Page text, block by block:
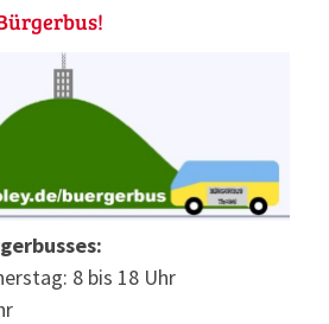
8 bis 18 Uhr